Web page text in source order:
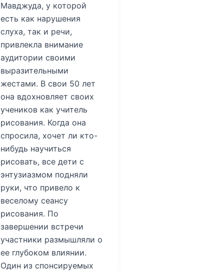
Мавджуда, у которой
есть как нарушения
слуха, так и речи,
привлекла внимание
аудитории своими
выразительными
жестами. В свои 50 лет
она вдохновляет своих
учеников как учитель
рисования. Когда она
спросила, хочет ли кто-
нибудь научиться
рисовать, все дети с
энтузиазмом подняли
руки, что привело к
веселому сеансу
рисования. По
завершении встречи
участники размышляли о
ее глубоком влиянии.
Один из спонсируемых